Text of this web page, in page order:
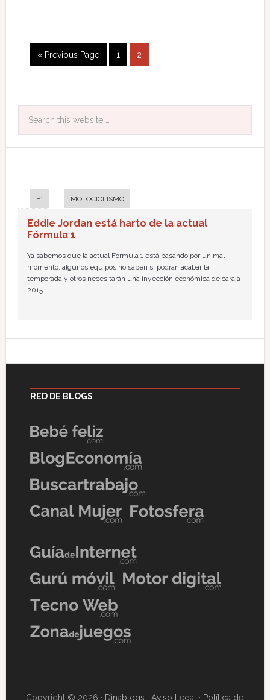
« Previous Page 1 2
F1 MOTOCICLISMO
Eddie Jordan está harto de la actual
Fórmula 1
Ya sabemos que la actual Fórmula 1 está pasando por un mal
momento, algunos equipos no saben si podrán acabar la
temporada y otros necesitarán una inyección económica de cara a
2015.
RED DE BLOGS
Copyright © 2026 · Dinablogs ·Aviso Legal · Política de